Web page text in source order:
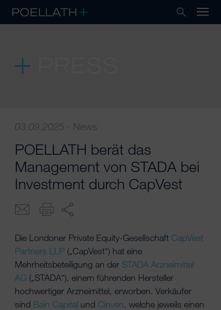
03.09.2025 · News
POELLATH berät das
Management von STADA bei
Investment durch CapVest
Die Londoner Private Equity-Gesellschaft CapVest
Partners LLP („CapVest“) hat eine
Mehrheitsbeteiligung an der STADA Arzneimittel
AG („STADA“), einem führenden Hersteller
hochwertiger Arzneimittel, erworben. Verkäufer
sind Bain Capital und Cinven, welche jeweils einen